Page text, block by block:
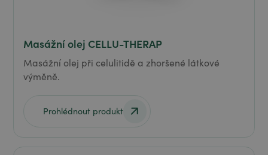
Masážní olej CELLU-THERAP
Masážní olej při celulitidě a zhoršené látkové
výměně.
Prohlédnout produkt